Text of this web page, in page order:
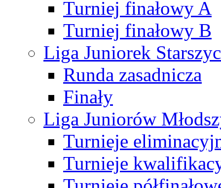
Turniej finałowy A
Turniej finałowy B
Liga Juniorek
Runda zasadnicza
Finały
Liga Juniorów
Turnieje
Turnieje